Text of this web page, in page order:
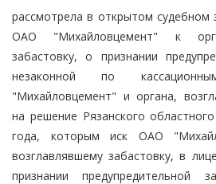
рассмотрела в открытом судебном
ОАО "Михайловцемент" к
забастовку, о признании
незаконной по
"Михайловцемент" и органа,
на решение Рязанского
года, которым иск ОАО
возглавлявшему забастовку, в
признании предупредительной